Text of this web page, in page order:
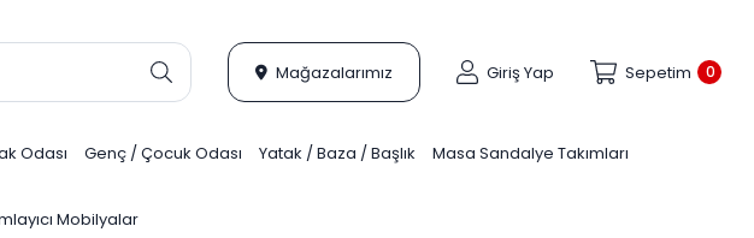
Mağazalarımız Giriş Yap 0
Sepetim
Odası Genç / Çocuk Odası Yatak / Baza / Başlık Masa Sandalye Takımları
Mobilyalar